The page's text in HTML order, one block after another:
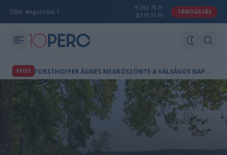
2026. Augusztus 7.
363.75 Ft
315.15 Ft
TÁMOGATÁS
FRISS F
ORSTHOFFER ÁGNES MEGKÖSZÖNTE A VÁLSÁGOS NAPOK ENERGIATAKARÉKOSSÁGÁT